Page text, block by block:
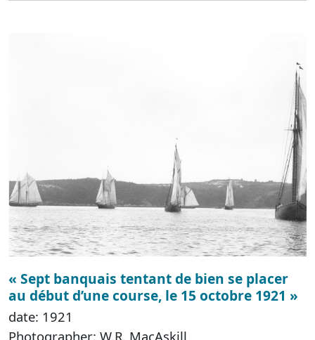
« Sept banquais tentant de bien se placer
au début d’une course, le 15 octobre 1921 »
date: 1921
Photographer: W.R. MacAskill